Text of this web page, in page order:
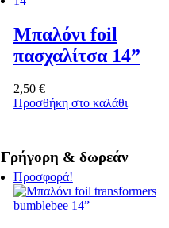
Μπαλόνι foil
πασχαλίτσα 14”
2,50 €
Προσθήκη στο καλάθι
Προσφορά!
Γρήγορη & δωρεάν